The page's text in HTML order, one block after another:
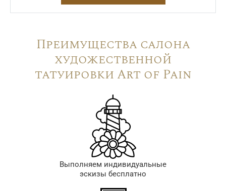
Преимущества салона
художественной
татуировки Art of Pain
Выполняем индивидуальные
эскизы бесплатно